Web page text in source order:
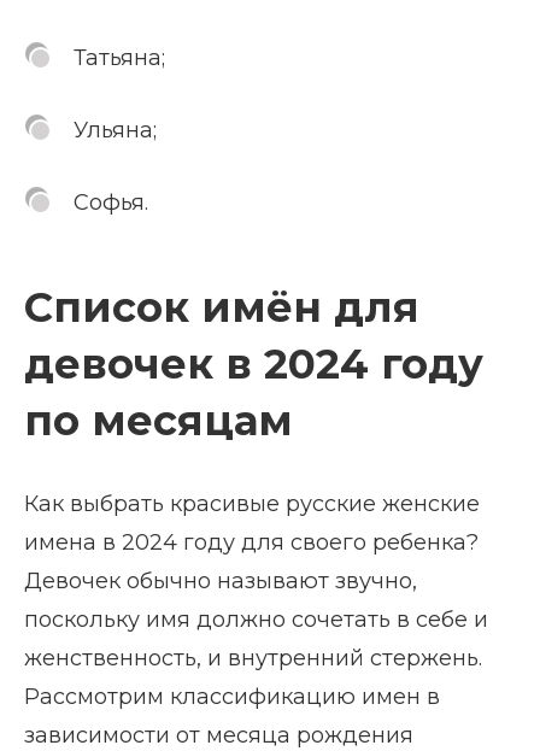
Татьяна;
Ульяна;
Софья.
Список имён для
девочек в 2024 году
по месяцам
Как выбрать красивые русские женские
имена в 2024 году для своего ребенка?
Девочек обычно называют звучно,
поскольку имя должно сочетать в себе и
женственность, и внутренний стержень.
Рассмотрим классификацию имен в
зависимости от месяца рождения